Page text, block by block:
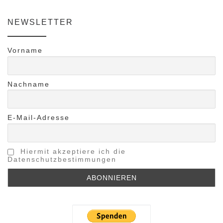
NEWSLETTER
Vorname
Nachname
E-Mail-Adresse
Hiermit akzeptiere ich die
Datenschutzbestimmungen